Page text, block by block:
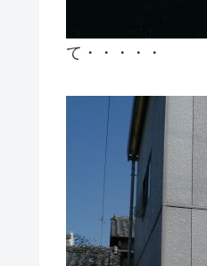
て・・・・・